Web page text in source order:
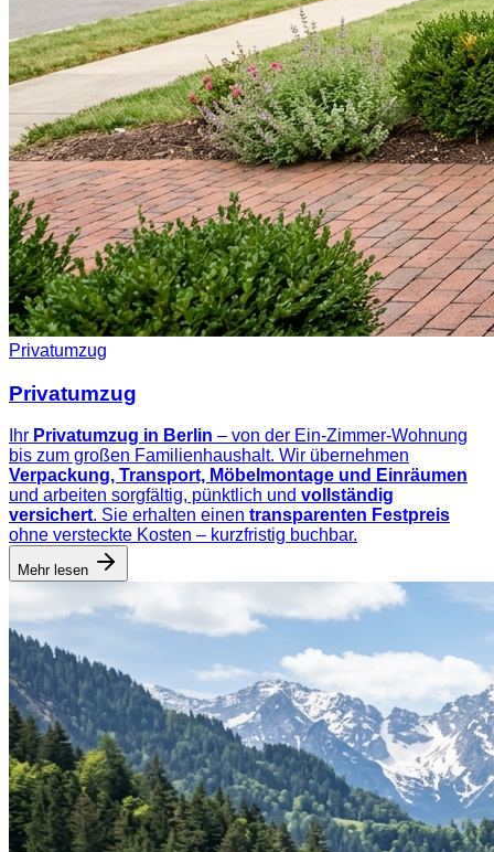
Privatumzug
Privatumzug
Ihr Privatumzug in Berlin – von der Ein-Zimmer-Wohnung
bis zum großen Familienhaushalt. Wir übernehmen
Verpackung, Transport, Möbelmontage und Einräumen
und arbeiten sorgfältig, pünktlich und vollständig
versichert. Sie erhalten einen transparenten Festpreis
ohne versteckte Kosten – kurzfristig buchbar.
Mehr lesen